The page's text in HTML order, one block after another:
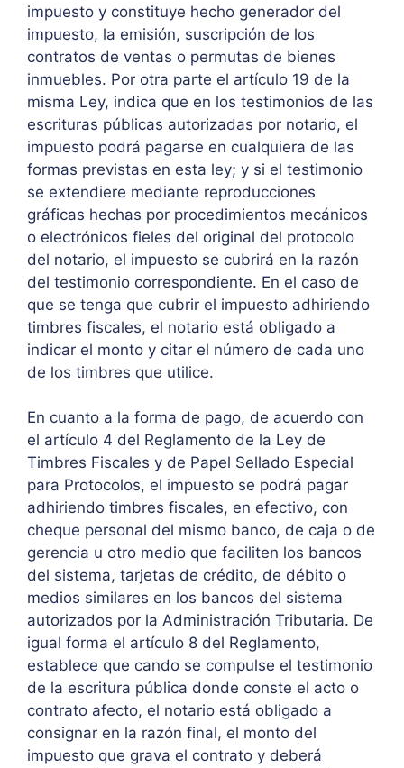
impuesto y constituye hecho generador del
impuesto, la emisión, suscripción de los
contratos de ventas o permutas de bienes
inmuebles. Por otra parte el artículo 19 de la
misma Ley, indica que en los testimonios de las
escrituras públicas autorizadas por notario, el
impuesto podrá pagarse en cualquiera de las
formas previstas en esta ley; y si el testimonio
se extendiere mediante reproducciones
gráficas hechas por procedimientos mecánicos
o electrónicos fieles del original del protocolo
del notario, el impuesto se cubrirá en la razón
del testimonio correspondiente. En el caso de
que se tenga que cubrir el impuesto adhiriendo
timbres fiscales, el notario está obligado a
indicar el monto y citar el número de cada uno
de los timbres que utilice.
En cuanto a la forma de pago, de acuerdo con
el artículo 4 del Reglamento de la Ley de
Timbres Fiscales y de Papel Sellado Especial
para Protocolos, el impuesto se podrá pagar
adhiriendo timbres fiscales, en efectivo, con
cheque personal del mismo banco, de caja o de
gerencia u otro medio que faciliten los bancos
del sistema, tarjetas de crédito, de débito o
medios similares en los bancos del sistema
autorizados por la Administración Tributaria. De
igual forma el artículo 8 del Reglamento,
establece que cando se compulse el testimonio
de la escritura pública donde conste el acto o
contrato afecto, el notario está obligado a
consignar en la razón final, el monto del
impuesto que grava el contrato y deberá